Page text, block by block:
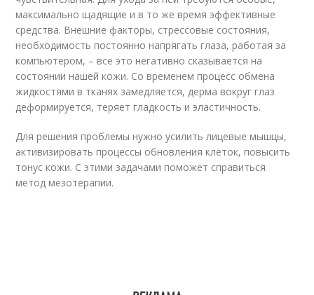
максимально щадящие и в то же время эффективные
средства. Внешние факторы, стрессовые состояния,
необходимость постоянно напрягать глаза, работая за
компьютером, – все это негативно сказывается на
состоянии нашей кожи. Со временем процесс обмена
жидкостями в тканях замедляется, дерма вокруг глаз
деформируется, теряет гладкость и эластичность.
Для решения проблемы нужно усилить лицевые мышцы,
активизировать процессы обновления клеток, повысить
тонус кожи. С этими задачами поможет справиться
метод мезотерапии.